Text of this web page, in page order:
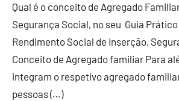
Qual é o conceito de Agregado
Segurança Social, no seu Guia
Rendimento Social de Inserção,
Conceito de Agregado familiar Para
integram o respetivo agregado
pessoas (…)